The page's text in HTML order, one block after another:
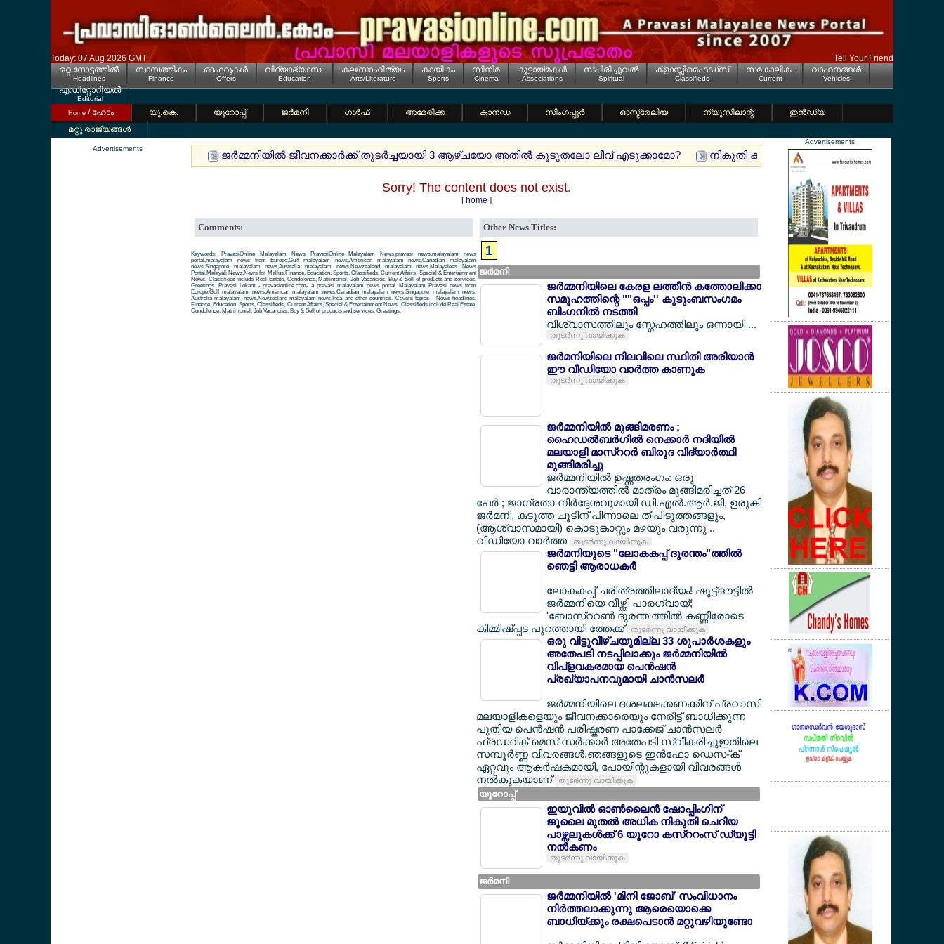
Today: 07 Aug 2026 GMT
Tell Your Friend
ഒറ്റ നോട്ടത്തില്‍
Headlines
സാമ്പത്തികം
Finance
ഓഫറുകള്‍
Offers
വിദ്യാഭ്യാസം
Education
കല/സാഹിത്യം
Arts/Literature
കായികം
Sports
സിനിമ
Cinema
കൂട്ടായ്മകള്‍
Associations
സ്പിരിച്ചുവല്‍
Spiritual
ക്ളാസ്സിഫൈഡ്സ്
Classifieds
സമകാലികം
Current
വാഹനങ്ങള്‍
Vehicles
എഡിറ്റോറിയല്‍
Editorial
Home / ഹോം യൂ.കെ. യൂറോപ്പ് ജര്‍മനി ഗള്‍ഫ് അമേരിക്ക കാനഡ സിംഗപ്പൂര്‍ ഓസ്ട്രേലിയ ന്യൂസിലാന്റ്
ഇന്‍ഡ്യ
മറ്റു രാജ്യങ്ങള്‍
Advertisements
ജര്‍മ്മനിയില്‍ ജീവനക്കാര്‍ക്ക് തുടര്‍ച്ചയായി 3 ആഴ്ചയോ അതില്‍ കൂടുതലോ ലീവ് എടുക്കാമോ? നികുതി കുടിശ്ശിക വരുത്തിയതിന്
Sorry! The content does not exist.
[ home ]
Comments:
Keywords: PravasiOnline Malayalam News PravasiOnline Malayalam News,pravasi news,malayalam news
portal,malayalam news from Europe,Gulf malayalam news,American malayalam news,Canadian malayalam
news,Singapore malayalam news,Australia malayalam news,Newzealand malayalam news,Malayalees News
Portal,Malayali News,News for Mallus,Finance, Education, Sports, Classifieds, Current Affairs, Special & Entertainment
News. Classifieds include Real Estate, Condolence, Matrimonial, Job Vacancies, Buy & Sell of products and services,
Greetings. Pravasi Lokam - pravasionline.com- a pravasi malayalam news portal. Malayalam Pravasi news from
Europe,Gulf malayalam news,American malayalam news,Canadian malayalam news,Singapore malayalam news,
Australia malayalam news,Newzealand malayalam news,Inda and other countries. Covers topics - News headlines,
Finance, Education, Sports, Classifieds, Current Affairs, Special & Entertainment News. Classifieds include Real Estate,
Condolence, Matrimonial, Job Vacancies, Buy & Sell of products and services, Greetings.
Other News Titles:
1
ജര്‍മനി
ജര്‍മ്മനിയിലെ കേരള ലത്തീന്‍ കത്തോലിക്കാ
സമൂഹത്തിന്റെ ""ഒപ്പം'' കുടുംബസംഗമം
ബിംഗനില്‍ നടത്തി
വിശ്വാസത്തിലും സ്നേഹത്തിലും ഒന്നായി ...
തുടര്‍ന്നു വായിക്കുക
ജര്‍മനിയിലെ നിലവിലെ സ്ഥിതി അരിയാന്‍
ഈ വീഡിയോ വാര്‍ത്ത കാണുക
തുടര്‍ന്നു വായിക്കുക
ജര്‍മ്മനിയില്‍ മുങ്ങിമരണം ;
ഹൈഡല്‍ബര്‍ഗില്‍ നെക്കാര്‍ നദിയില്‍
മലയാളി മാസ്ററര്‍ ബിരുദ വിദ്യാര്‍ത്ഥി
മുങ്ങിമരിച്ചു
ജര്‍മ്മനിയില്‍ ഉഷ്ണതരംഗം: ഒരു
വാരാന്ത്യത്തില്‍ മാത്രം മുങ്ങിമരിച്ചത് 26
പേര്‍ ; ജാഗ്രതാ നിര്‍ദ്ദേശവുമായി ഡി.എല്‍.ആര്‍.ജി, ഉരുകി
ജര്‍മനി, കടുത്ത ചൂടിന് പിന്നാലെ തീപിടുത്തങ്ങളും,
(ആശ്വാസമായി) കൊടുങ്കാറ്റും മഴയും വരുന്നു ..
വിഡിയോ വാര്‍ത്ത
തുടര്‍ന്നു വായിക്കുക
ജര്‍മനിയുടെ "ലോകകപ്പ് ദുരന്തം"ത്തില്‍
ഞെട്ടി ആരാധകര്‍
ലോകകപ്പ് ചരിത്രത്തിലാദ്യം! ഷൂട്ട്ഔട്ടില്‍
ജര്‍മ്മനിയെ വീഴ്ത്തി പാരഗ്വായ്;
'ബോസ്ററണ്‍ ദുരന്ത'ത്തില്‍ കണ്ണീരോടെ
കിമ്മിഷ്പ്പട പുറത്തായി ത്തേക്ക് തുടര്‍ന്നു വായിക്കുക
ഒരു വിട്ടുവീഴ്ചയുമില്ല 33 ശുപാര്‍ശകളും
അതേപടി നടപ്പിലാക്കും ജര്‍മ്മനിയില്‍
വിപ്ളവകരമായ പെന്‍ഷന്‍
പ്രഖ്യാപനവുമായി ചാന്‍സലര്‍
ജര്‍മ്മനിയിലെ ദശലക്ഷക്കണക്കിന് പ്രവാസി
മലയാളികളെയും ജീവനക്കാരെയും നേരിട്ട് ബാധിക്കുന്ന
പുതിയ പെന്‍ഷന്‍ പരിഷ്കരണ പാക്കേജ് ചാന്‍സലര്‍
ഫ്രഡറിക് മെസ് സര്‍ക്കാര്‍ അതേപടി സ്വീകരിച്ചുഇതിലെ
സമ്പൂര്‍ണ്ണ വിവരങ്ങള്‍,ഞങ്ങളുടെ ഇന്‍ഫോ ഡെസ-്ക്
ഏറ്റവും ആകര്‍ഷകമായി, പോയിന്റുകളായി വിവരങ്ങള്‍
നല്‍കുകയാണ് തുടര്‍ന്നു വായിക്കുക
യൂറോപ്പ്
ഇയുവില്‍ ഓണ്‍ലൈന്‍ ഷോപ്പിംഗിന്
ജൂലൈ മുതല്‍ അധിക നികുതി ചെറിയ
പാഴ്സലുകള്‍ക്ക് 6 യൂറോ കസ്ററംസ് ഡ്യൂട്ടി
നല്‍കണം
തുടര്‍ന്നു വായിക്കുക
ജര്‍മനി
ജര്‍മ്മനിയില്‍ 'മിനി ജോബ്' സംവിധാനം
നിര്‍ത്തലാക്കുന്നു ആരെയൊക്കെ
ബാധിയ്ക്കും രക്ഷപെടാന്‍ മറ്റുവഴിയുണ്ടോ
Advertisements